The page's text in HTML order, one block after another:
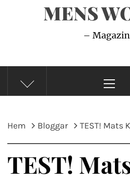
MENS
–
meny
Hem Bloggar TEST! Mats
TEST!